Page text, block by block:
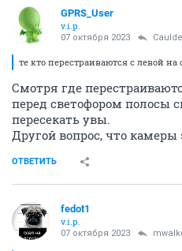
GPRS_User
v.i.p.
07 октября 2023
те кто перестраиваются с левой
Смотря где
перед светофором полосы
пересекать увы.
Другой вопрос, что
ОТВЕТИТЬ
fedot1
v.i.p.
07 октября 2023